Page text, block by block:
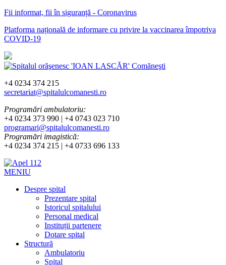
Fii informat, fii în siguranță - Coronavirus
Platforma națională de informare cu privire la vaccinarea împotriva
COVID-19
+4 0234 374 215
secretariat@spitalulcomanesti.ro
Programări ambulatoriu:
+4 0234 373 990 | +4 0743 023 710
programari@spitalulcomanesti.ro
Programări imagistică:
+4 0234 374 215 | +4 0733 696 133
MENIU
Despre spital
Prezentare spital
Istoricul spitalului
Personal medical
Instituții partenere
Dotare spital
Structură
Ambulatoriu
Spital